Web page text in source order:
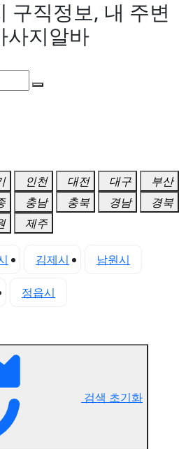
구직정보, 내 주변
사지알바
인천 대전 대구
부산
충남 충북 경남
경북
제주
김제시 남원시
정읍시
검색 초기화